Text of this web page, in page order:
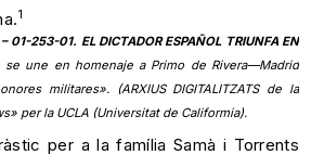
1
01-253-01. EL DICTADOR ESPAÑOL TRIUNFA EN
se une en homenaje a Primo de Rivera—Madrid
militares». (ARXIUS DIGITALITZATS de la
per la UCLA (Universitat de Califormia).
per a la família Samà i Torrents